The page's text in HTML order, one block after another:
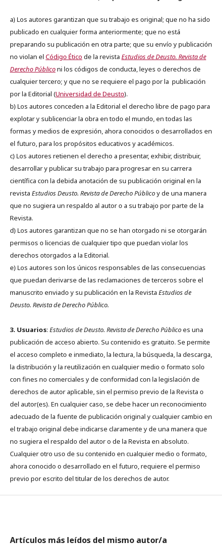
a) Los autores garantizan que su trabajo es original; que no ha sido
publicado en cualquier forma anteriormente; que no está
preparando su publicación en otra parte; que su envío y publicación
no violan el Código Ético de la revista Estudios de Deusto. Revista de
Derecho Públiconi los códigos de conducta, leyes o derechos de
cualquier tercero; y que no se requiere el pago por la publicación
por la Editorial (Universidad de Deusto).
b) Los autores conceden a la Editorial el derecho libre de pago para
explotar y sublicenciar la obra en todo el mundo, en todas las
formas y medios de expresión, ahora conocidos o desarrollados en
el futuro, para los propósitos educativos y académicos.
c) Los autores retienen el derecho a presentar, exhibir, distribuir,
desarrollar y publicar su trabajo para progresar en su carrera
científica con la debida anotación de su publicación original en la
revista Estudios Deusto. Revista de Derecho Públicoy de una manera
que no sugiera un respaldo al autor o a su trabajo por parte de la
Revista.
d) Los autores garantizan que no se han otorgado ni se otorgarán
permisos o licencias de cualquier tipo que puedan violar los
derechos otorgados a la Editorial.
e) Los autores son los únicos responsables de las consecuencias
que puedan derivarse de las reclamaciones de terceros sobre el
manuscrito enviado y su publicación en la Revista Estudios de
Deusto. Revista de Derecho Público.
3. Usuarios: Estudios de Deusto. Revista de Derecho Públicoes una
publicación de acceso abierto. Su contenido es gratuito. Se permite
el acceso completo e inmediato, la lectura, la búsqueda, la descarga,
la distribución y la reutilización en cualquier medio o formato solo
con fines no comerciales y de conformidad con la legislación de
derechos de autor aplicable, sin el permiso previo de la Revista o
del autor(es). En cualquier caso, se debe hacer un reconocimiento
adecuado de la fuente de publicación original y cualquier cambio en
el trabajo original debe indicarse claramente y de una manera que
no sugiera el respaldo del autor o de la Revista en absoluto.
Cualquier otro uso de su contenido en cualquier medio o formato,
ahora conocido o desarrollado en el futuro, requiere el permiso
previo por escrito del titular de los derechos de autor.
Artículos más leídos del mismo autor/a